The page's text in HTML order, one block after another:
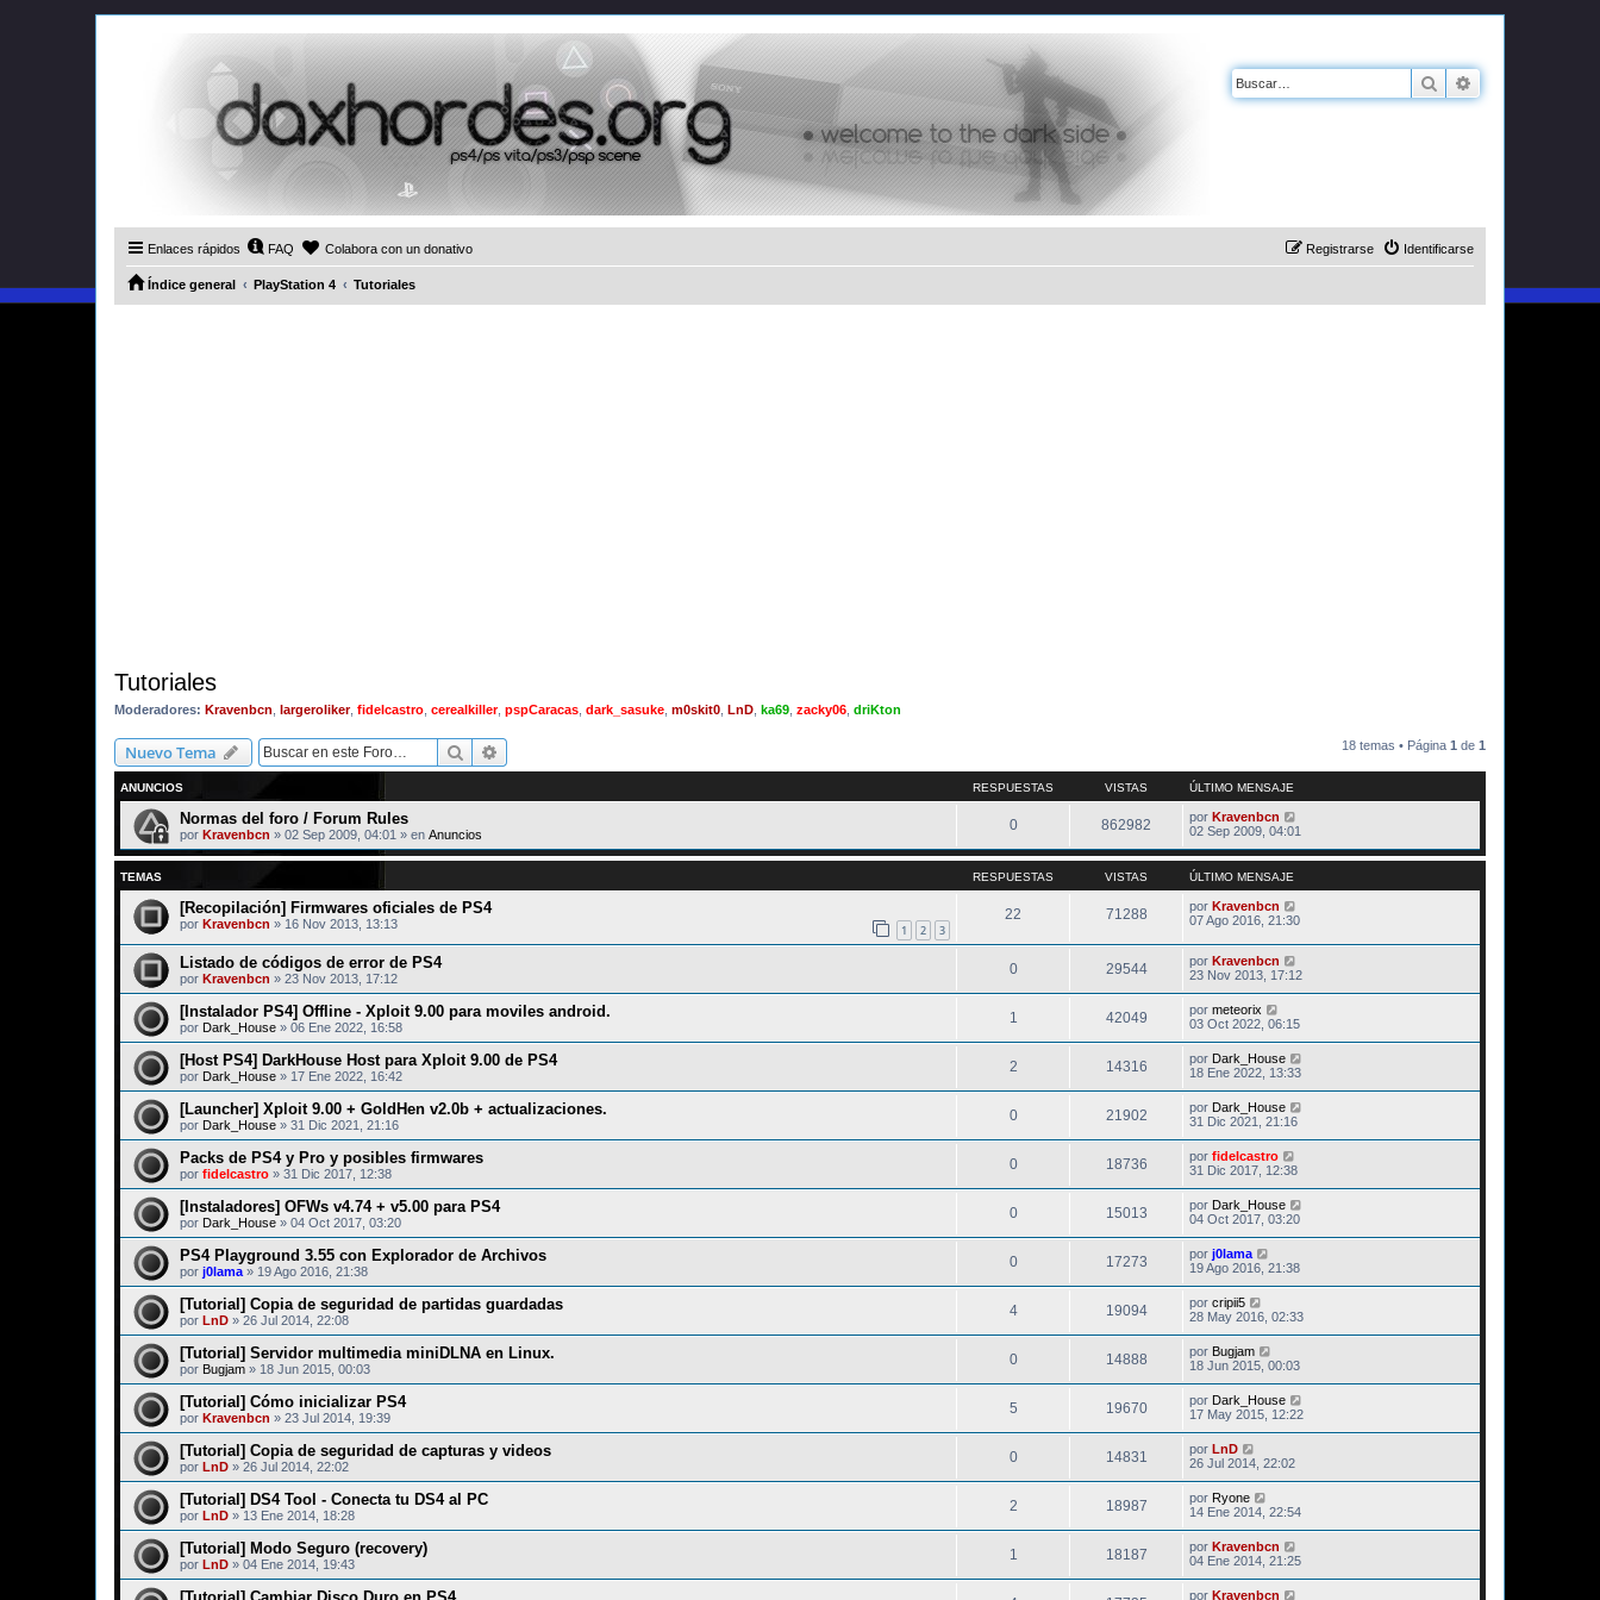
Buscar
Enlaces rápidos FAQ Colabora con un donativo Identificarse
Registrarse
Índice general PlayStation 4 Tutoriales
Tutoriales
Moderadores: Kravenbcn largeroliker, fidelcastro cerealkiller, pspCaracas dark_sasuke m0skit0 LnD ka69 zacky06 driKton
Nuevo Tema Buscar 18 temas • Página 1 de 1
ANUNCIOS RESPUESTAS VISTAS ÚLTIMO MENSAJE
Normas del foro / Forum Rules
por Kravenbcn » 02 Sep 2009, 04:01 » en Anuncios
0 862982 por Kravenbcn
02 Sep 2009, 04:01
TEMAS RESPUESTAS VISTAS ÚLTIMO MENSAJE
[Recopilación] Firmwares oficiales de PS4
por Kravenbcn » 16 Nov 2013, 13:13 1 2 3
22 71288 por Kravenbcn
07 Ago 2016, 21:30
Listado de códigos de error de PS4
por Kravenbcn » 23 Nov 2013, 17:12
0 29544 por Kravenbcn
23 Nov 2013, 17:12
[Instalador PS4] Offline - Xploit 9.00 para moviles android.
por Dark_House » 06 Ene 2022, 16:58
1 42049 por meteorix
03 Oct 2022, 06:15
[Host PS4] DarkHouse Host para Xploit 9.00 de PS4
por Dark_House » 17 Ene 2022, 16:42
2 14316 por Dark_House
18 Ene 2022, 13:33
[Launcher] Xploit 9.00 + GoldHen v2.0b + actualizaciones.
por Dark_House » 31 Dic 2021, 21:16
0 21902 por Dark_House
31 Dic 2021, 21:16
Packs de PS4 y Pro y posibles firmwares
por fidelcastro » 31 Dic 2017, 12:38
0 18736 por fidelcastro
31 Dic 2017, 12:38
[Instaladores] OFWs v4.74 + v5.00 para PS4
por Dark_House » 04 Oct 2017, 03:20
0 15013 por Dark_House
04 Oct 2017, 03:20
PS4 Playground 3.55 con Explorador de Archivos
por j0lama » 19 Ago 2016, 21:38
0 17273 por j0lama
19 Ago 2016, 21:38
[Tutorial] Copia de seguridad de partidas guardadas
por LnD » 26 Jul 2014, 22:08
4 19094 por cripii5
28 May 2016, 02:33
[Tutorial] Servidor multimedia miniDLNA en Linux.
por Bugjam » 18 Jun 2015, 00:03
0 14888 por Bugjam
18 Jun 2015, 00:03
[Tutorial] Cómo inicializar PS4
por Kravenbcn » 23 Jul 2014, 19:39
5 19670 por Dark_House
17 May 2015, 12:22
[Tutorial] Copia de seguridad de capturas y videos
por LnD » 26 Jul 2014, 22:02
0 14831 por LnD
26 Jul 2014, 22:02
[Tutorial] DS4 Tool - Conecta tu DS4 al PC
por LnD » 13 Ene 2014, 18:28
2 18987 por Ryone
14 Ene 2014, 22:54
[Tutorial] Modo Seguro (recovery)
por LnD » 04 Ene 2014, 19:43
1 18187 por Kravenbcn
04 Ene 2014, 21:25
por Kravenbcn